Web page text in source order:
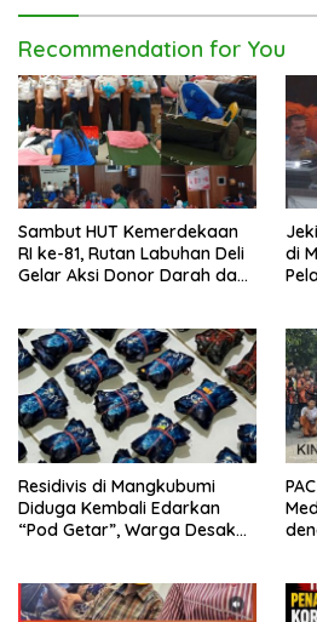
Recommendation for You
Sambut HUT Kemerdekaan
RI ke-81, Rutan Labuhan Deli
Gelar Aksi Donor Darah dan
di
Residivis di Mangkubumi
Diduga Kembali Edarkan
“Pod Getar”, Warga Desak